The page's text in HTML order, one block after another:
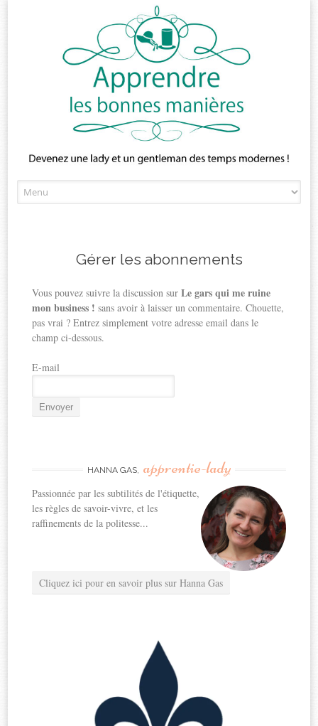
to
Gérer les abonnements
Vous pouvez suivre la discussion surLe gars qui me ruine
mon business ! sans avoir à laisser un commentaire. Chouette,
pas vrai ? Entrez simplement votre adresse email dans le
champ ci-dessous.
E-mail
HANNA GAS, apprentie-lady
Passionnée par les subtilités de l'étiquette,
les règles de savoir-vivre, et les
raffinements de la politesse...
Cliquez ici pour en savoir plus sur Hanna Gas